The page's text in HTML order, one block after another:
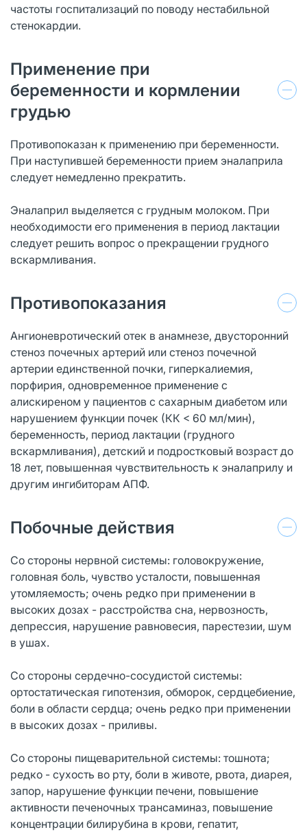
частоты госпитализаций по поводу нестабильной
стенокардии.
Применение при
беременности и кормлении
грудью
Противопоказан к применению при беременности.
При наступившей беременности прием эналаприла
следует немедленно прекратить.
Эналаприл выделяется с грудным молоком. При
необходимости его применения в период лактации
следует решить вопрос о прекращении грудного
вскармливания.
Противопоказания
Ангионевротический отек в анамнезе, двусторонний
стеноз почечных артерий или стеноз почечной
артерии единственной почки, гиперкалиемия,
порфирия, одновременное применение с
алискиреном у пациентов с сахарным диабетом или
нарушением функции почек (КК < 60 мл/мин),
беременность, период лактации (грудного
вскармливания), детский и подростковый возраст до
18 лет, повышенная чувствительность к эналаприлу и
другим ингибиторам АПФ.
Побочные действия
Со стороны нервной системы: головокружение,
головная боль, чувство усталости, повышенная
утомляемость; очень редко при применении в
высоких дозах - расстройства сна, нервозность,
депрессия, нарушение равновесия, парестезии, шум
в ушах.
Со стороны сердечно-сосудистой системы:
ортостатическая гипотензия, обморок, сердцебиение,
боли в области сердца; очень редко при применении
в высоких дозах - приливы.
Со стороны пищеварительной системы: тошнота;
редко - сухость во рту, боли в животе, рвота, диарея,
запор, нарушение функции печени, повышение
активности печеночных трансаминаз, повышение
концентрации билирубина в крови, гепатит,